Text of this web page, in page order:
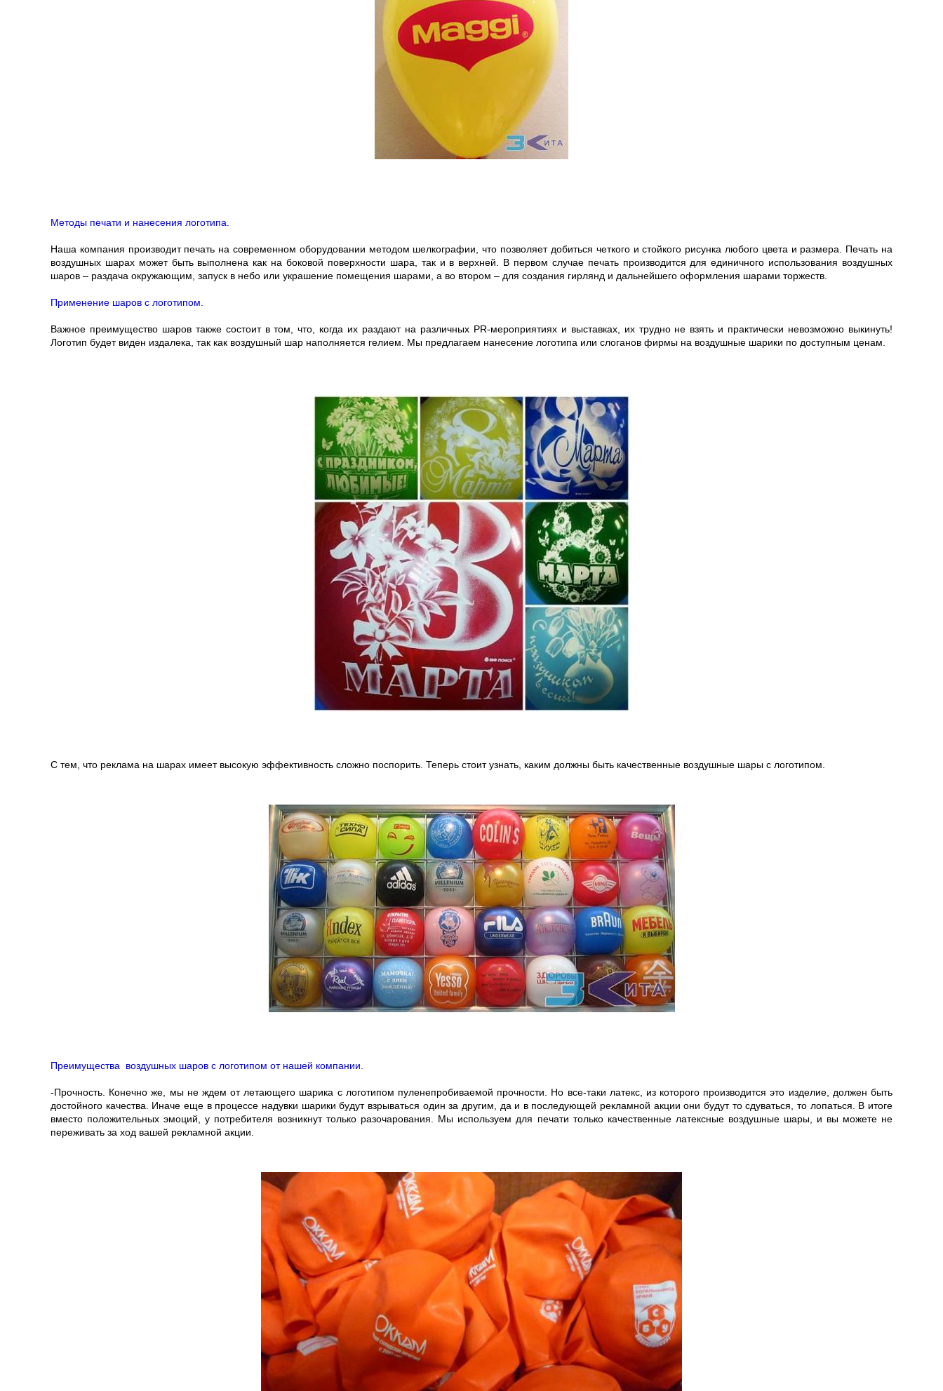
Методы печати и нанесения логотипа.
Наша компания производит печать на современном оборудовании методом шелкографии, что позволяет добиться четкого и стойкого рисунка любого цвета и размера. Печать на
воздушных шарах может быть выполнена как на боковой поверхности шара, так и в верхней. В первом случае печать производится для единичного использования воздушных
шаров – раздача окружающим, запуск в небо или украшение помещения шарами, а во втором – для создания гирлянд и дальнейшего оформления шарами торжеств.
Применение шаров с логотипом.
Важное преимущество шаров также состоит в том, что, когда их раздают на различных PR-мероприятиях и выставках, их трудно не взять и практически невозможно выкинуть!
Логотип будет виден издалека, так как воздушный шар наполняется гелием. Мы предлагаем нанесение логотипа или слоганов фирмы на воздушные шарики по доступным ценам.
С тем, что реклама на шарах имеет высокую эффективность сложно поспорить. Теперь стоит узнать, каким должны быть качественные воздушные шары с логотипом.
Преимущества воздушных шаров с логотипом от нашей компании.
-Прочность. Конечно же, мы не ждем от летающего шарика с логотипом пуленепробиваемой прочности. Но все-таки латекс, из которого производится это изделие, должен быть
достойного качества. Иначе еще в процессе надувки шарики будут взрываться один за другим, да и в последующей рекламной акции они будут то сдуваться, то лопаться. В итоге
вместо положительных эмоций, у потребителя возникнут только разочарования. Мы используем для печати только качественные латексные воздушные шары, и вы можете не
переживать за ход вашей рекламной акции.